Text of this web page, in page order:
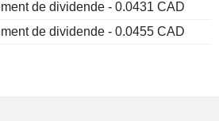
de dividende - 0.0431 CAD
de dividende - 0.0455 CAD